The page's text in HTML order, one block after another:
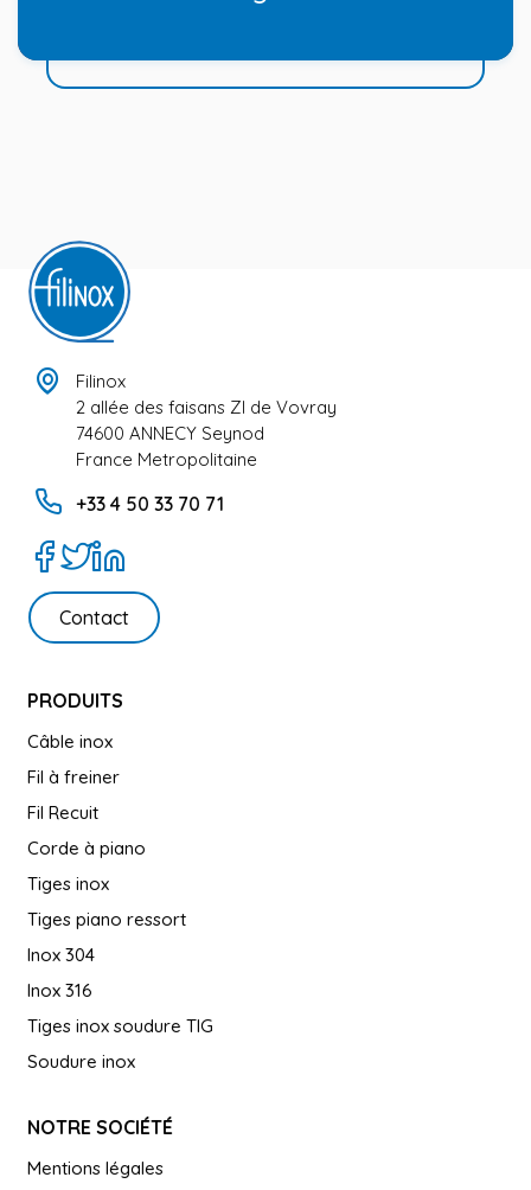
Filinox
2 allée des faisans ZI de Vovray
74600 ANNECY Seynod
France Metropolitaine
+33 4 50 33 70 71
Contact
PRODUITS
Câble inox
Fil à freiner
Fil Recuit
Corde à piano
Tiges inox
Tiges piano ressort
Inox 304
Inox 316
Tiges inox soudure TIG
Soudure inox
NOTRE SOCIÉTÉ
Mentions légales